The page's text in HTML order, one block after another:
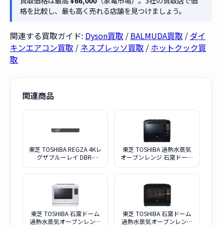
格を比較し、最も高く売れる店舗を見つけましょう。
関連する買取ガイド: Dyson買取 / BALMUDA買取 / ダイ
キンエアコン買取 / ネスプレッソ買取 / ホットクック買
取
関連商品
東芝 TOSHIBA REGZA 4Kレ
グザブルーレイ DBR-
東芝 TOSHIBA 過熱水蒸気
オーブンレンジ 石窯ドーム
東芝 TOSHIBA 石窯ドーム
過熱水蒸気オーブンレンジ
東芝 TOSHIBA 石窯ドーム
過熱水蒸気オーブンレンジ